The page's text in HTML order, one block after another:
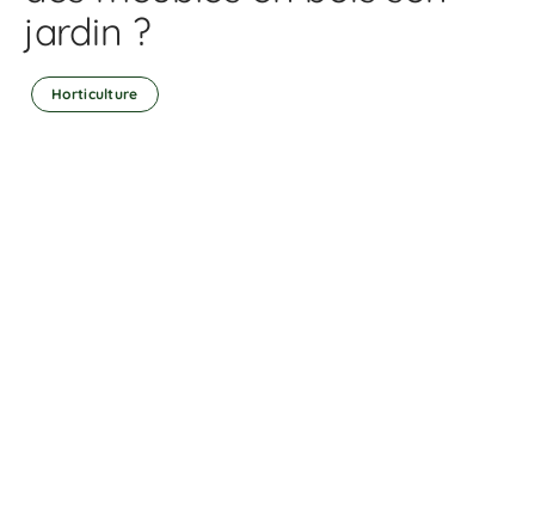
jardin ?
Horticulture